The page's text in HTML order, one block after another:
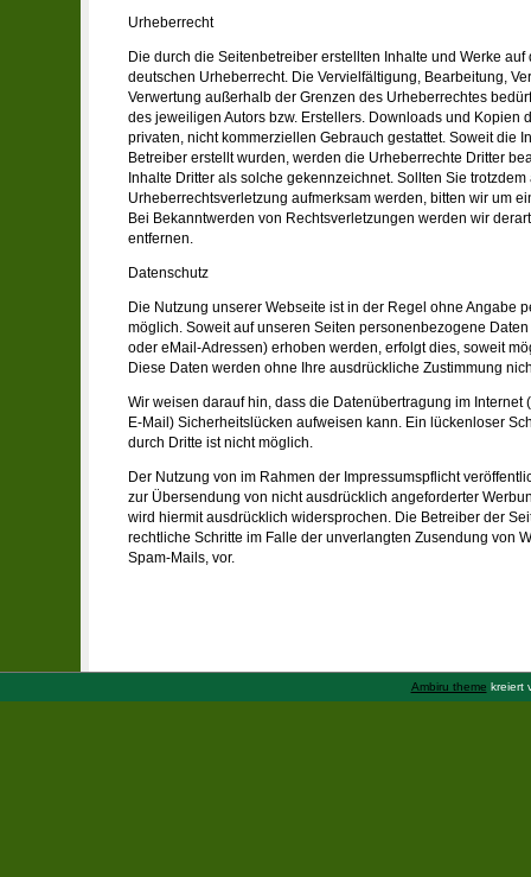
Urheberrecht
Die durch die Seitenbetreiber erstellten Inhalte und Werke
deutschen Urheberrecht. Die Vervielfältigung, Bearbeitung,
Verwertung außerhalb der Grenzen des Urheberrechtes
des jeweiligen Autors bzw. Erstellers. Downloads und Kopien
privaten, nicht kommerziellen Gebrauch gestattet. Soweit die
Betreiber erstellt wurden, werden die Urheberrechte Dritter
Inhalte Dritter als solche gekennzeichnet. Sollten Sie trotzdem
Urheberrechtsverletzung aufmerksam werden, bitten wir um
Bei Bekanntwerden von Rechtsverletzungen werden wir
entfernen.
Datenschutz
Die Nutzung unserer Webseite ist in der Regel ohne Angabe
möglich. Soweit auf unseren Seiten personenbezogene
oder eMail-Adressen) erhoben werden, erfolgt dies, soweit
Diese Daten werden ohne Ihre ausdrückliche Zustimmung
Wir weisen darauf hin, dass die Datenübertragung im Internet
E-Mail) Sicherheitslücken aufweisen kann. Ein lückenloser
durch Dritte ist nicht möglich.
Der Nutzung von im Rahmen der Impressumspflicht
zur Übersendung von nicht ausdrücklich angeforderter
wird hiermit ausdrücklich widersprochen. Die Betreiber der
rechtliche Schritte im Falle der unverlangten Zusendung von
Spam-Mails, vor.
Ambiru theme kreiert